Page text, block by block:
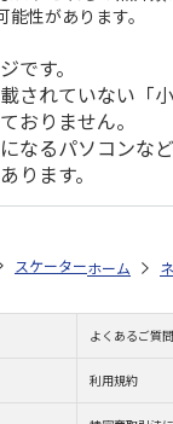
性があります。
です。
されていない「
おりません。
なるパソコンな
ります。
スケーター 抗菌音
ホーム
よくあるご質問
利用規約